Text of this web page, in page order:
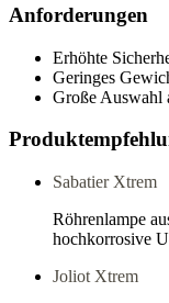
Anforderungen
Erhöhte
Geringes
Große Auswahl
Sabatier Xtrem
Röhrenlampe
hochkorrosive
Joliot Xtrem